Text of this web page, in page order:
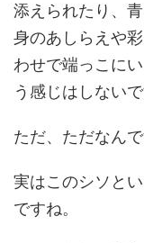
添えられたり、
身のあしらえや
わせで端っこに
う感じはしないで
ただ、ただなんで
実はこのシソと
ですね。